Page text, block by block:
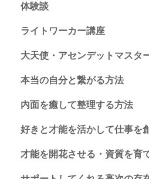
体験談
ライトワーカー講座
大天使・アセンデットマスタ
本当の自分と繋がる方法
内面を癒して整理する方法
好きと才能を活かして仕事を
才能を開花させる・資質を育